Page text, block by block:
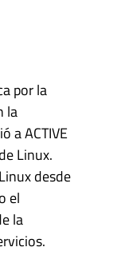
por la
la
a ACTIVE
Linux.
desde
el
la